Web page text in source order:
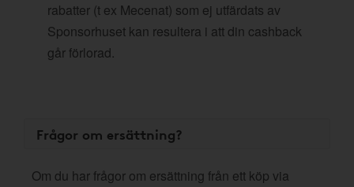
rabatter (t ex Mecenat) som ej utfärdats av
Sponsorhuset kan resultera i att din cashback
går förlorad.
Frågor om ersättning?
Om du har frågor om ersättning från ett köp via